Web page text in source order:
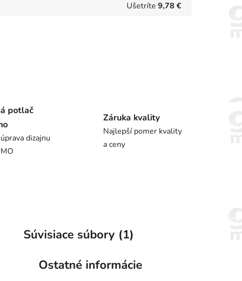
Ušetríte 9,78 €
potlač
dizajnu
Záruka kvality
Najlepší pomer kvality
a ceny
Súvisiace súbory (1)
Ostatné informácie